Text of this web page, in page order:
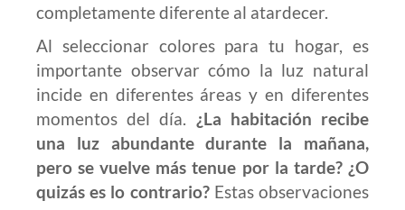
completamente diferente al atardecer.
Al seleccionar colores para tu hogar, es
importante observar cómo la luz natural
incide en diferentes áreas y en diferentes
momentos del día. ¿La habitación recibe
una luz abundante durante la mañana,
pero se vuelve más tenue por la tarde? ¿O
quizás es lo contrario?Estas observaciones